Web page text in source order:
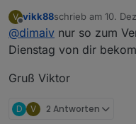
updatebar über
eingebaute
Koenkk für
Wenn ich Zeit
V
Offline
vikk88schrieb am 10.
zuletzt editiert von
@dimaiv nur so zum
Dienstag von dir
Gruß Viktor
D V 2 Antworten